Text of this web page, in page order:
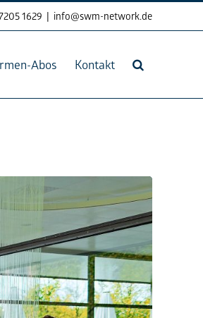
1629 | info@swm-network.de
Abos Kontakt